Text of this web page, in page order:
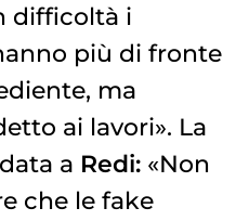
difficoltà i
più di fronte
ma
ai lavori». La
a Redi:«Non
che le fake